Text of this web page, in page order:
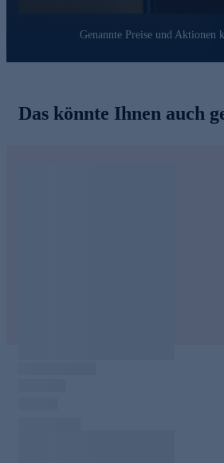
Genannte Preise und Aktionen
Das könnte Ihnen auch